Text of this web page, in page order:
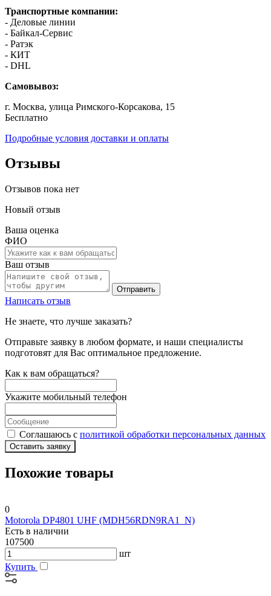
Транспортные компании:
- Деловые линии
- Байкал-Сервис
- Ратэк
- КИТ
- DHL
Самовывоз:
г. Москва, улица Римского-Корсакова, 15
Бесплатно
Подробные условия доставки и оплаты
Отзывы
Отзывов пока нет
Новый отзыв
Ваша оценка
ФИО
Ваш отзыв
Отправить
Написать отзыв
Не знаете, что лучше заказать?
Отправьте заявку в любом формате, и наши специалисты
подготовят для Вас оптимальное предложение.
Как к вам обращаться?
Укажите мобильный телефон
Соглашаюсь с политикой обработки персональных данных
Оставить заявку
Похожие товары
0
Motorola DP4801 UHF (MDH56RDN9RA1_N)
Есть в наличии
107500
шт
Купить